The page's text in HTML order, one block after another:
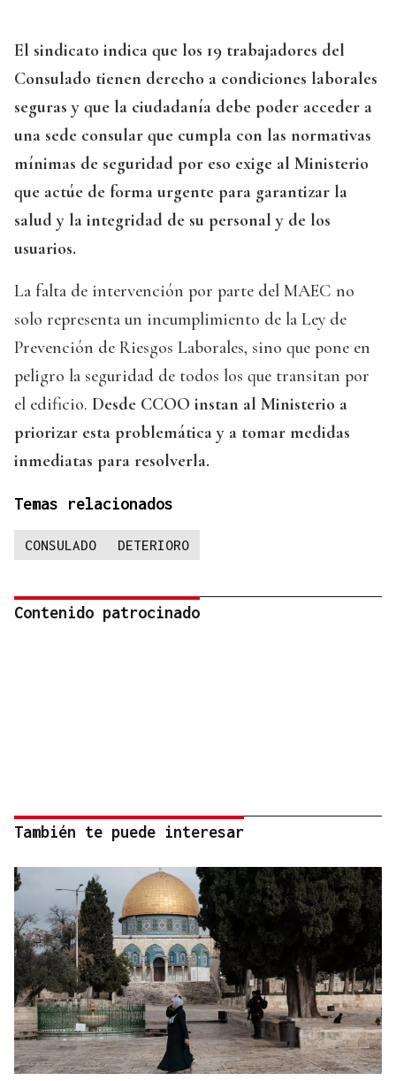
El sindicato indica que los 19 trabajadores del
Consulado tienen derecho a condiciones laborales
seguras y que la ciudadanía debe poder acceder a
una sede consular que cumpla con las normativas
mínimas de seguridad por eso exige al Ministerio
que actúe de forma urgente para garantizar la
salud y la integridad de su personal y de los
usuarios.
La falta de intervención por parte del MAEC no
solo representa un incumplimiento de la Ley de
Prevención de Riesgos Laborales, sino que pone en
peligro la seguridad de todos los que transitan por
el edificio. Desde CCOO instan al Ministerio a
priorizar esta problemática y a tomar medidas
inmediatas para resolverla.
Temas relacionados
CONSULADO DETERIORO
Contenido patrocinado
También te puede interesar